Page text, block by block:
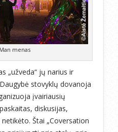
menas
„užveda“ jų narius ir
stovyklų dovanoja
įvairiausių
diskusijas,
Štai „Coversation